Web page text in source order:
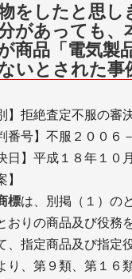
をしたと思し
があっても、
商品「電気製
いとされた事
】拒絶査定不服の審
番号】不服２００６
日】平成１８年１０
】
標は、別掲（１）の
おりの商品及び役務
、指定商品及び指定
り、第９類、第１６